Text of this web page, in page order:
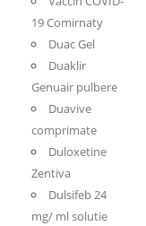
19 Comirnaty
Duac Gel
Duaklir
Genuair pulbere
Duavive
comprimate
Duloxetine
Zentiva
Dulsifeb 24
mg/ ml solutie